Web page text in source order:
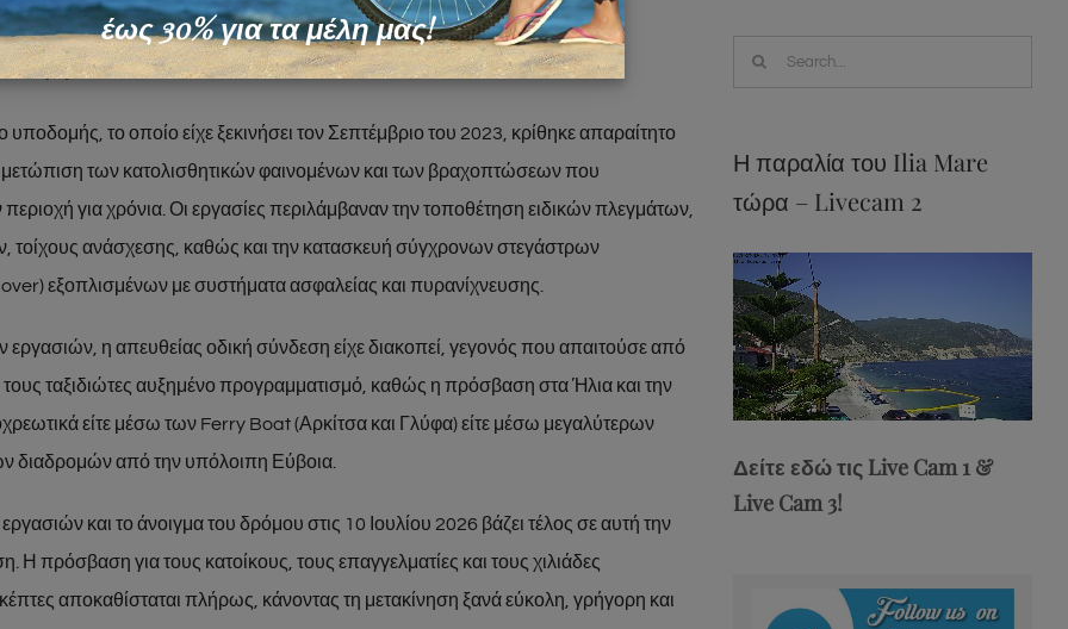
έργου
υποδομής, το οποίο είχε ξεκινήσει τον Σεπτέμβριο του 2023, κρίθηκε απαραίτητο
των κατολισθητικών φαινομένων και των βραχοπτώσεων που
για χρόνια. Οι εργασίες περιλάμβαναν την τοποθέτηση ειδικών πλεγμάτων,
τοίχους ανάσχεσης, καθώς και την κατασκευή σύγχρονων στεγάστρων
εξοπλισμένων με συστήματα ασφαλείας και πυρανίχνευσης.
εργασιών, η απευθείας οδική σύνδεση είχε διακοπεί, γεγονός που απαιτούσε από
τους ταξιδιώτες αυξημένο προγραμματισμό, καθώς η πρόσβαση στα Ήλια και την
είτε μέσω των Ferry Boat (Αρκίτσα και Γλύφα) είτε μέσω μεγαλύτερων
διαδρομών από την υπόλοιπη Εύβοια.
και το άνοιγμα του δρόμου στις 10 Ιουλίου 2026 βάζει τέλος σε αυτή την
Η πρόσβαση για τους κατοίκους, τους επαγγελματίες και τους χιλιάδες
αποκαθίσταται πλήρως, κάνοντας τη μετακίνηση ξανά εύκολη, γρήγορη και
Search
Η παραλία του Ilia Mare
τώρα – Livecam 2
Unmute
Stream
Δείτε εδώ τις Live Cam 1 &
Live Cam 3!
έως 30% για τα μέλη μας!